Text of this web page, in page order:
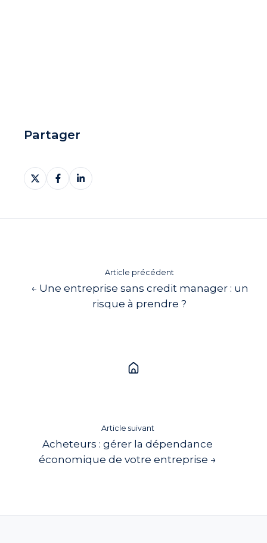
Partager
Partager
sur
Partager
sur
Partager
sur
Article précédent
← Une entreprise sans credit manager : un
risque à prendre ?
Article suivant
Acheteurs : gérer la dépendance
économique de votre entreprise →